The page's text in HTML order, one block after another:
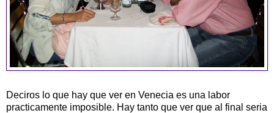
Deciros lo que hay que ver en Venecia es una labor
practicamente imposible. Hay tanto que ver que al final seria